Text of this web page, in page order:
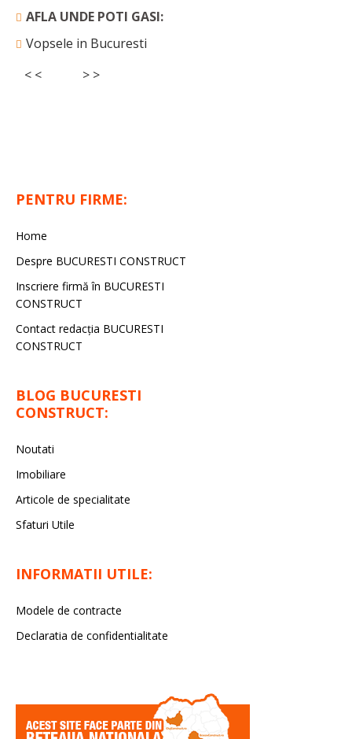
AFLA UNDE POTI GASI:
Vopsele in Bucuresti
< <
> >
PENTRU FIRME:
Home
Despre BUCURESTI CONSTRUCT
Inscriere firmă în BUCURESTI
CONSTRUCT
Contact redacţia BUCURESTI
CONSTRUCT
BLOG BUCURESTI
CONSTRUCT:
Noutati
Imobiliare
Articole de specialitate
Sfaturi Utile
INFORMATII UTILE:
Modele de contracte
Declaratia de confidentialitate